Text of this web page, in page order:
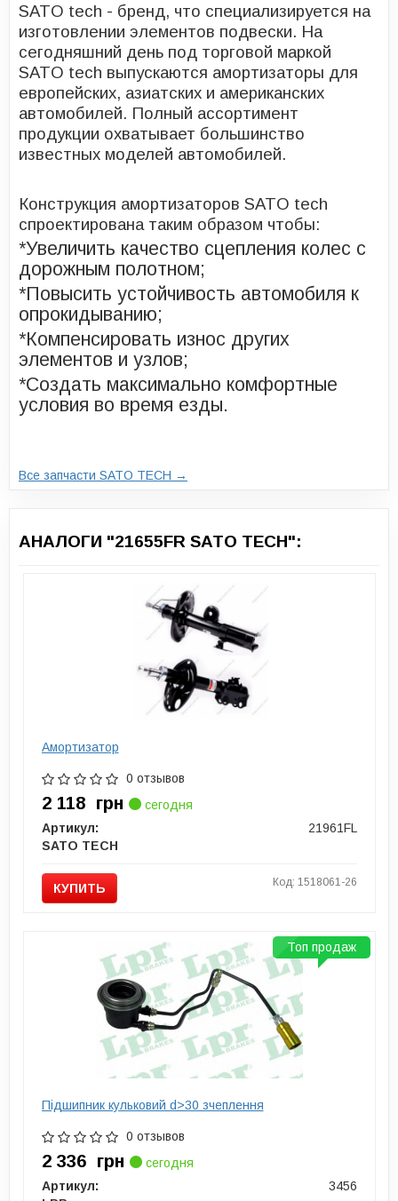
SATO tech - бренд, что специализируется на
изготовлении элементов подвески. На
сегодняшний день под торговой маркой
SATO tech выпускаются амортизаторы для
европейских, азиатских и американских
автомобилей. Полный ассортимент
продукции охватывает большинство
известных моделей автомобилей.
Конструкция амортизаторов SATO tech
спроектирована таким образом чтобы:
*Увеличить качество сцепления колес с
дорожным полотном;
*Повысить устойчивость автомобиля к
опрокидыванию;
*Компенсировать износ других
элементов и узлов;
*Создать максимально комфортные
условия во время езды.
Все запчасти SATO TECH →
АНАЛОГИ "21655FR SATO TECH":
Амортизатор
0 отзывов
2 118 грн
сегодня
Артикул:
21961FL
SATO TECH
КУПИТЬ Код: 1518061-26
Підшипник кульковий d>30 зчеплення
0 отзывов
2 336 грн
сегодня
Артикул:
3456
Топ продаж